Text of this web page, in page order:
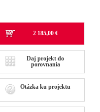
2 185,00 €
Daj projekt do
porovnania
Otázka ku projektu